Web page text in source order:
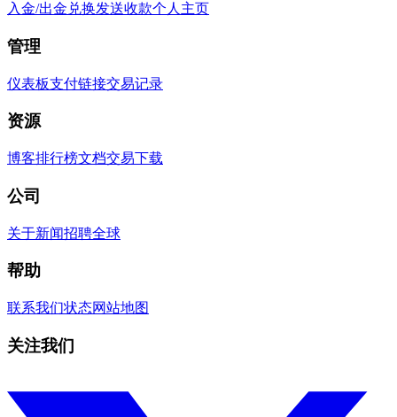
入金/出金 兑换发送收款个人主页
管理
仪表板支付链接交易记录
资源
博客排行榜文档交易下载
公司
关于新闻招聘全球
帮助
联系我们状态网站地图
关注我们